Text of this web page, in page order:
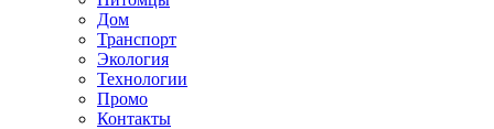
Дом
Транспорт
Экология
Технологии
Промо
Контакты